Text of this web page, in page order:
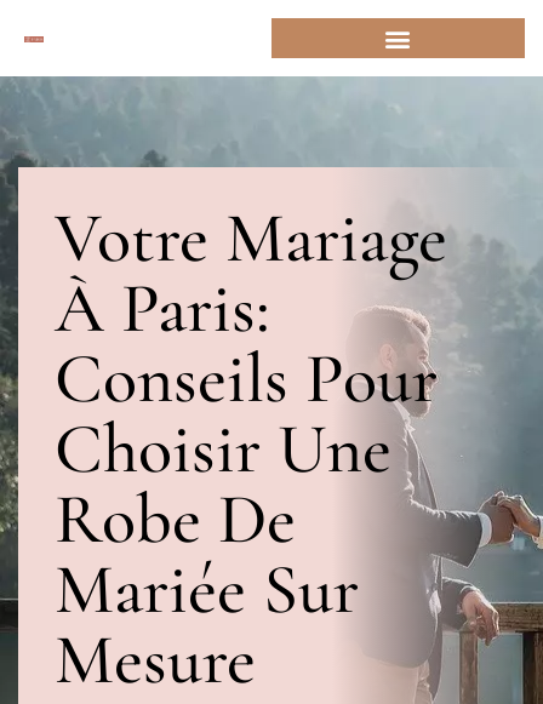
Votre Mariage
À Paris:
Conseils Pour
Choisir Une
Robe De
Mariée Sur
Mesure